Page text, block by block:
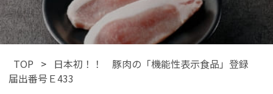
TOP > 日本初！！ 豚肉の「機能性表示食品」登録
届出番号Ｅ433